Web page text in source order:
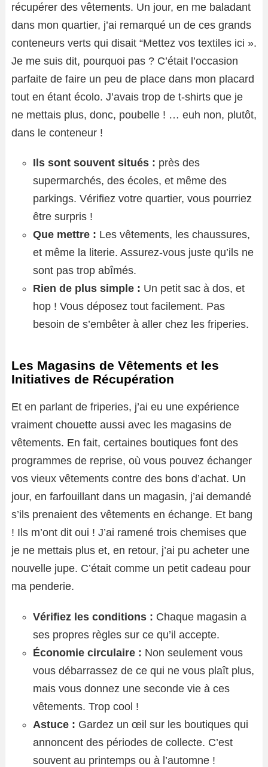
récupérer des vêtements. Un jour, en me baladant
dans mon quartier, j’ai remarqué un de ces grands
conteneurs verts qui disait “Mettez vos textiles ici ».
Je me suis dit, pourquoi pas ? C’était l’occasion
parfaite de faire un peu de place dans mon placard
tout en étant écolo. J’avais trop de t-shirts que je
ne mettais plus, donc, poubelle ! … euh non, plutôt,
dans le conteneur !
Ils sont souvent situés : près des
supermarchés, des écoles, et même des
parkings. Vérifiez votre quartier, vous pourriez
être surpris !
Que mettre : Les vêtements, les chaussures,
et même la literie. Assurez-vous juste qu’ils ne
sont pas trop abîmés.
Rien de plus simple : Un petit sac à dos, et
hop ! Vous déposez tout facilement. Pas
besoin de s’embêter à aller chez les friperies.
Les Magasins de Vêtements et les
Initiatives de Récupération
Et en parlant de friperies, j’ai eu une expérience
vraiment chouette aussi avec les magasins de
vêtements. En fait, certaines boutiques font des
programmes de reprise, où vous pouvez échanger
vos vieux vêtements contre des bons d’achat. Un
jour, en farfouillant dans un magasin, j’ai demandé
s’ils prenaient des vêtements en échange. Et bang
! Ils m’ont dit oui ! J’ai ramené trois chemises que
je ne mettais plus et, en retour, j’ai pu acheter une
nouvelle jupe. C’était comme un petit cadeau pour
ma penderie.
Vérifiez les conditions : Chaque magasin a
ses propres règles sur ce qu’il accepte.
Économie circulaire : Non seulement vous
vous débarrassez de ce qui ne vous plaît plus,
mais vous donnez une seconde vie à ces
vêtements. Trop cool !
Astuce : Gardez un œil sur les boutiques qui
annoncent des périodes de collecte. C’est
souvent au printemps ou à l’automne !